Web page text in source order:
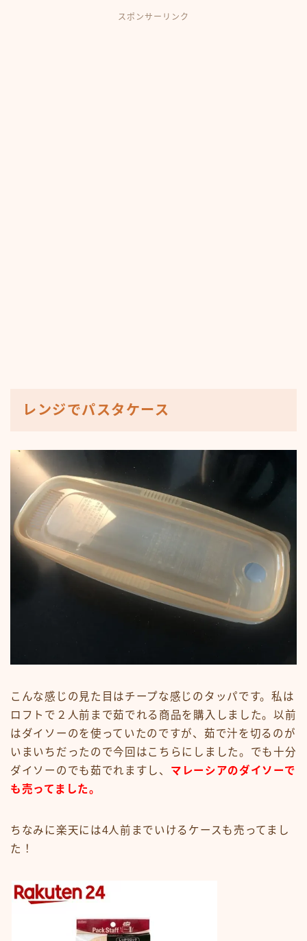
スポンサーリンク
レンジでパスタケース
こんな感じの見た目はチープな感じのタッパです。私は
ロフトで２人前まで茹でれる商品を購入しました。以前
はダイソーのを使っていたのですが、茹で汁を切るのが
いまいちだったので今回はこちらにしました。でも十分
ダイソーのでも茹でれますし、 マ レーシアのダイソーで
も売ってました。
ちなみに楽天には4人前までいけるケースも売ってまし
た！